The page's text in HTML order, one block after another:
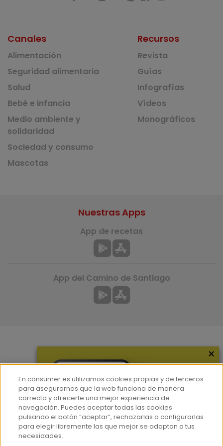
Canales
Alimentación
Seguridad alimentaria
Salud
Bebé e infancia
Medio ambiente y
solidaridad
Sociedad y consumo
Mascotas
Recursos
Revista
Guías
Infografías
Vídeos
Monográficos
Hemeroteca
Contacto
Prensa
Corpus Lingüístico Consumer
Nuestras Apps
App de recetas
App del Camino de Santiago
×
En consumer.es utilizamos cookies propias y de terceros
para asegurarnos que la web funciona de manera
correcta y ofrecerte una mejor experiencia de
navegación. Puedes aceptar todas las cookies
pulsando el botón “aceptar”, rechazarlas o configurarlas
para elegir libremente las que mejor se adaptan a tus
necesidades.